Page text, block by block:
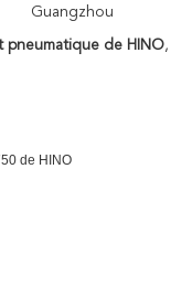
Guangzhou
pneumatique de HINO,
de HINO